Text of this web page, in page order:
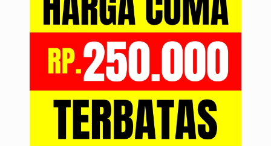
Sitemap